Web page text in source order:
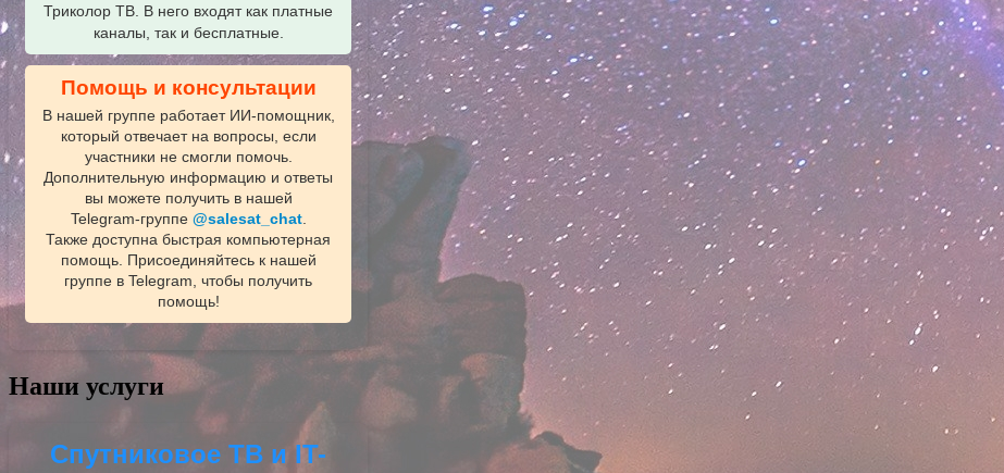
Триколор ТВ. В него входят как платные
каналы, так и бесплатные.
Помощь и консультации
В нашей группе работает ИИ‑помощник,
который отвечает на вопросы, если
участники не смогли помочь.
Дополнительную информацию и ответы
вы можете получить в нашей
Telegram‑группе @salesat_chat.
Также доступна быстрая компьютерная
помощь. Присоединяйтесь к нашей
группе в Telegram, чтобы получить
помощь!
Наши услуги
Спутниковое ТВ и IT-